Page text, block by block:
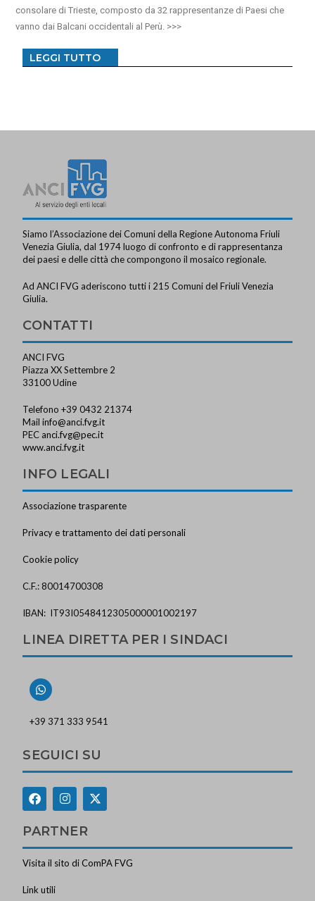
consolare di Trieste, composto da 32 rappresentanze di Paesi che
vanno dai Balcani occidentali al Perù.
LEGGI TUTTO
Siamo l’Associazione dei Comuni della Regione Autonoma Friuli
Venezia Giulia, dal 1974 luogo di confronto e di rappresentanza
dei paesi e delle città che compongono il mosaico regionale.
Ad ANCI FVG aderiscono tutti i 215 Comuni del Friuli Venezia
Giulia.
CONTATTI
ANCI FVG
Piazza XX Settembre 2
33100 Udine
Telefono +39 0432 21374
Mailinfo@anci.fvg.it
PEC anci.fvg@pec.it
www.anci.fvg.it
INFO LEGALI
Associazione trasparente
Privacy e trattamento dei dati personali
Cookie policy
C.F.: 80014700308
IBAN: IT93I0548412305000001002197
LINEA DIRETTA PER I SINDACI
+39 371 333 9541
SEGUICI SU
PARTNER
Visita il sito di ComPA FVG
Link utili